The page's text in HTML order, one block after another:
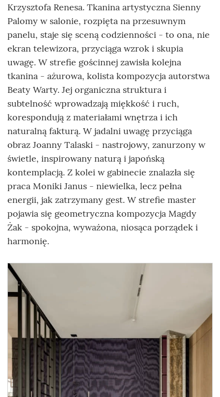
Krzysztofa Renesa. Tkanina artystyczna Sienny
Palomy w salonie, rozpięta na przesuwnym
panelu, staje się sceną codzienności - to ona, nie
ekran telewizora, przyciąga wzrok i skupia
uwagę. W strefie gościnnej zawisła kolejna
tkanina - ażurowa, kolista kompozycja autorstwa
Beaty Warty. Jej organiczna struktura i
subtelność wprowadzają miękkość i ruch,
korespondują z materiałami wnętrza i ich
naturalną fakturą. W jadalni uwagę przyciąga
obraz Joanny Talaski - nastrojowy, zanurzony w
świetle, inspirowany naturą i japońską
kontemplacją. Z kolei w gabinecie znalazła się
praca Moniki Janus - niewielka, lecz pełna
energii, jak zatrzymany gest. W strefie master
pojawia się geometryczna kompozycja Magdy
Żak - spokojna, wyważona, niosąca porządek i
harmonię.